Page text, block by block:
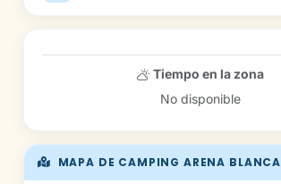
MAPA DE CAMPING ARENA BLANCA
Tiempo en la zona
No disponible